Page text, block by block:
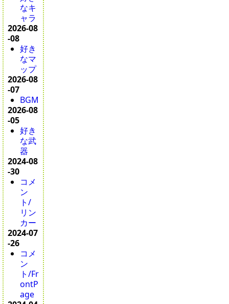
なキ
ャラ
2026-08
-08
好き
なマ
ップ
2026-08
-07
BGM
2026-08
-05
好き
な武
器
2024-08
-30
コメ
ン
ト/
リン
カー
2024-07
-26
コメ
ン
ト/Fr
ontP
age